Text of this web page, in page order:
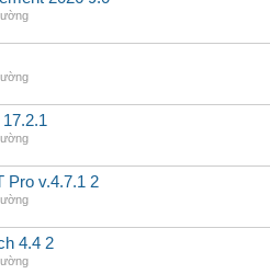
Pro v.4.7.1 2
4.4 2